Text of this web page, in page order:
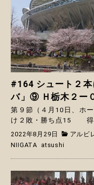
#164 シュート２
バ」⑨ Ｈ栃木２ー
第９節（４月10日、
け２敗・勝ち点15 得
2022年8月29日
アルビ
NIIGATA
atsushi